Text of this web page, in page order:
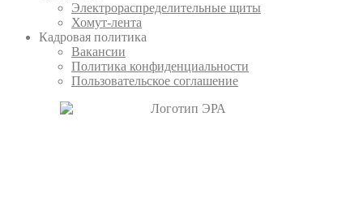
Электрораспределительные щиты
Хомут-лента
Кадровая политика
Вакансии
Политика конфиденциальности
Пользовательское соглашение